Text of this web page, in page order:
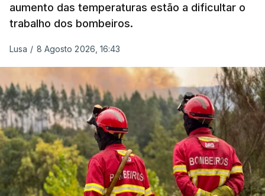
ERRO100
ESTE CONTEÚDO ESTÁ NESTE
MOMENTO INDISPONÍVEL
O Chega considerou "de uma enorme gravidade" a
decisão do Presidente da Repúblicade enviar para
o Tribunal Constitucional o decreto sobre retorno
aumento das temperaturas estão a dificultar o
trabalho dos bombeiros.
Lusa / 8 Agosto 2026, 16:43